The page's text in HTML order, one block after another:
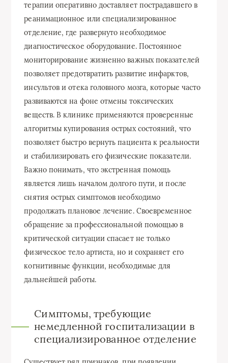
терапии оперативно доставляет пострадавшего в
реанимационное или специализированное
отделение, где развернуто необходимое
диагностическое оборудование. Постоянное
мониторирование жизненно важных показателей
позволяет предотвратить развитие инфарктов,
инсультов и отека головного мозга, которые часто
развиваются на фоне отмены токсических
веществ. В клинике применяются проверенные
алгоритмы купирования острых состояний, что
позволяет быстро вернуть пациента к реальности
и стабилизировать его физические показатели.
Важно понимать, что экстренная помощь
является лишь началом долгого пути, и после
снятия острых симптомов необходимо
продолжать плановое лечение. Своевременное
обращение за профессиональной помощью в
критической ситуации спасает не только
физическое тело артиста, но и сохраняет его
когнитивные функции, необходимые для
дальнейшей работы.
Симптомы, требующие
немедленной госпитализации в
специализированное отделение